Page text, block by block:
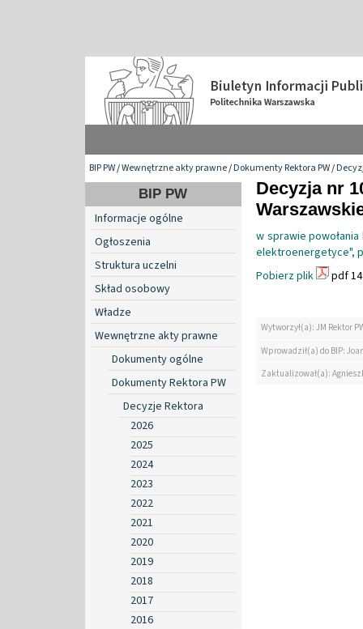
BIP PW/Wewnętrzne akty prawne/Dokumenty Rektora PW/
BIP PW
Informacje ogólne
Ogłoszenia
Struktura uczelni
Skład osobowy
Władze
Wewnętrzne akty prawne
Dokumenty ogólne
Dokumenty Rektora PW
Decyzje Rektora
2026
2025
2024
2023
2022
2021
2020
2019
2018
2017
2016
Decyzja nr
w sprawie
elektroenergetyce",
Pobierz plik
pdf
Wytworzył(a): JM Rektor
Wprowadził(a) do BIP:
Zaktualizował(a):